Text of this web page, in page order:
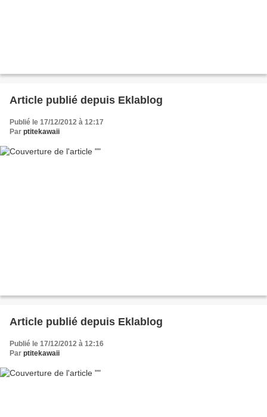
Article publié depuis Eklablog
Publié le 17/12/2012 à 12:17
Par ptitekawaii
Article publié depuis Eklablog
Publié le 17/12/2012 à 12:16
Par ptitekawaii